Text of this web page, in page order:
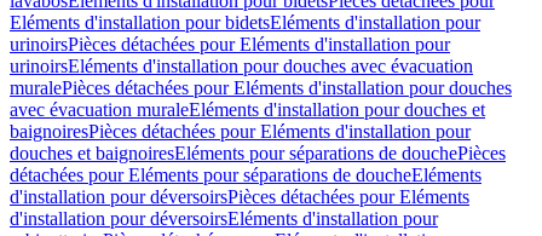
Eléments d'installation pour bidetsEléments d'installation pour
urinoirsPièces détachées pour Eléments d'installation pour
urinoirsEléments d'installation pour douches avec évacuation
muralePièces détachées pour Eléments d'installation pour douches
avec évacuation muraleEléments d'installation pour douches et
baignoiresPièces détachées pour Eléments d'installation pour
douches et baignoiresEléments pour séparations de douchePièces
détachées pour Eléments pour séparations de doucheEléments
d'installation pour déversoirsPièces détachées pour Eléments
d'installation pour déversoirsEléments d'installation pour